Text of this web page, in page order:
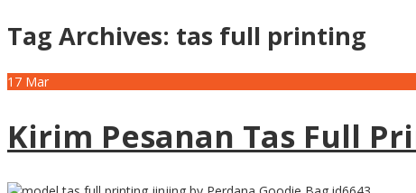
Tag Archives: tas full printing
17 Mar
Kirim Pesanan Tas Full